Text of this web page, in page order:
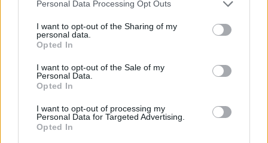
Personal Data Processing Opt Outs
I want to opt-out of the Sharing of my
personal data.
Opted In
I want to opt-out of the Sale of my
Personal Data.
Opted In
I want to opt-out of processing my
Personal Data for Targeted Advertising.
Opted In
szavazás
legszebb egyetemi campus
belföld